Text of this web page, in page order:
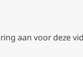
aan voor deze